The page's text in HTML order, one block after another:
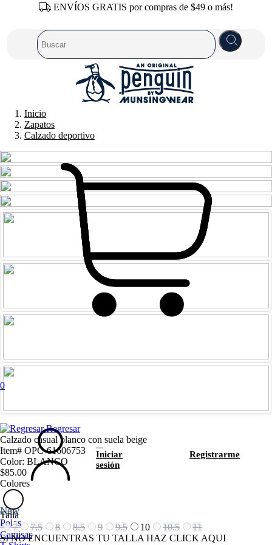
ENVÍOS GRATIS por compras de $49 o más!
0
Iniciar
sesión
Registrarme
New
Polos
Camisas
Inicio
Zapatos
Calzado deportivo
Regresar
Calzado casual blanco con suela beige
Item# OPC-61606753
Color: BLANCO
$85.00
Colores
Talla
7
7.5 8 8.5 9 9.5 10 10.5
11
SI NO ENCUENTRAS TU TALLA HAZ CLICK AQUI